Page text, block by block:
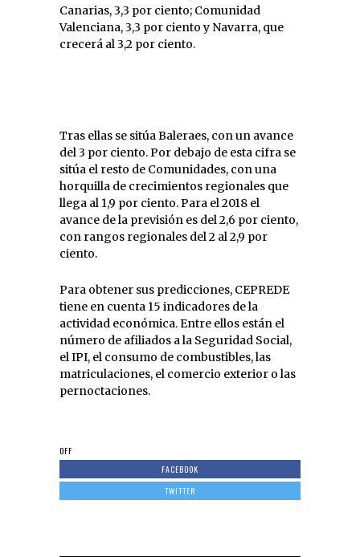
Canarias, 3,3 por ciento; Comunidad
Valenciana, 3,3 por ciento y Navarra, que
crecerá al 3,2 por ciento.
Tras ellas se sitúa Baleraes, con un avance
del 3 por ciento. Por debajo de esta cifra se
sitúa el resto de Comunidades, con una
horquilla de crecimientos regionales que
llega al 1,9 por ciento. Para el 2018 el
avance de la previsión es del 2,6 por ciento,
con rangos regionales del 2 al 2,9 por
ciento.
Para obtener sus predicciones, CEPREDE
tiene en cuenta 15 indicadores de la
actividad económica. Entre ellos están el
número de afiliados a la Seguridad Social,
el IPI, el consumo de combustibles, las
matriculaciones, el comercio exterior o las
pernoctaciones.
OFF
FACEBOOK
TWITTER